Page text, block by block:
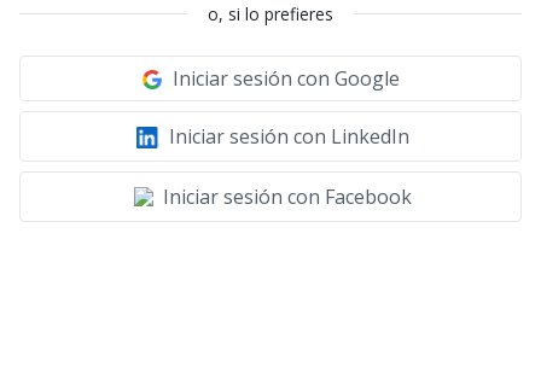
o, si lo prefieres
Iniciar sesión con Google
Iniciar sesión con LinkedIn
Iniciar sesión con Facebook